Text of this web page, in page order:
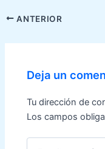
Navegación
ANTERIOR
Deja un
Tu dirección de
Los campos
Escribe